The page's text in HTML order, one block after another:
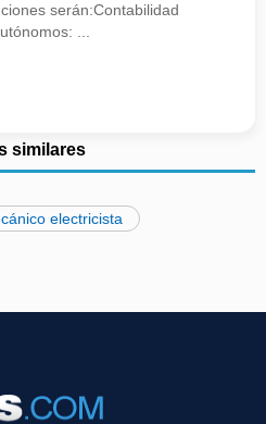
serán:Contabilidad
...
similares
electricista